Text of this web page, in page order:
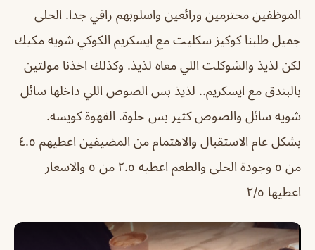
الموظفين محترمين ورائعين واسلوبهم راقي جدا. الحلى
جميل طلبنا كوكيز سكليت مع ايسكريم الكوكي شويه مكيك
لكن لذيذ والشوكلت اللي معاه لذيذ. وكذلك اخذنا مولتين
بالبندق مع ايسكريم.. لذيذ بس الصوص اللي داخلها سائل
شويه سائل والصوص كثير بس حلوة. القهوة كويسه.
بشكل عام الاستقبال والاهتمام من المضيفين اعطيهم ٤.٥
من ٥ وجودة الحلى والطعم اعطيه ٢.٥ من ٥ والاسعار
اعطيها ٢/٥